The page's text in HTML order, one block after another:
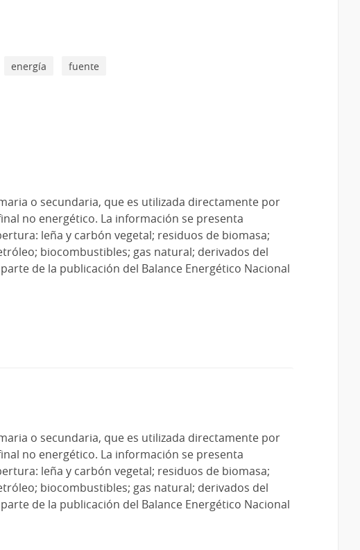
energía fuente
o secundaria, que es utilizada directamente por
no energético. La información se presenta
leña y carbón vegetal; residuos de biomasa;
biocombustibles; gas natural; derivados del
de la publicación del Balance Energético Nacional
o secundaria, que es utilizada directamente por
no energético. La información se presenta
leña y carbón vegetal; residuos de biomasa;
biocombustibles; gas natural; derivados del
de la publicación del Balance Energético Nacional